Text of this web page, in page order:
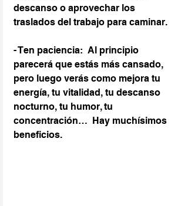
descanso o aprovechar los
traslados del trabajo para caminar.
- Ten paciencia:  Al principio
parecerá que estás más cansado,
pero luego verás como mejora tu
energía, tu vitalidad, tu descanso
nocturno, tu humor, tu
concentración…  Hay muchísimos
beneficios.